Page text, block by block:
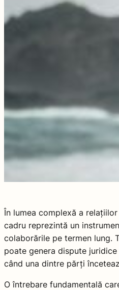
În lumea complexă a
cadru reprezintă un
colaborările pe termen lung.
poate genera dispute
când una dintre părți
O întrebare fundamentală